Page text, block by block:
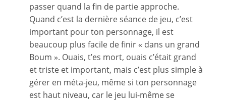
passer quand la fin de partie approche.
Quand c’est la dernière séance de jeu, c’est
important pour ton personnage, il est
beaucoup plus facile de finir « dans un grand
Boum ». Ouais, t’es mort, ouais c’était grand
et triste et important, mais c’est plus simple à
gérer en méta-jeu, même si ton personnage
est haut niveau, car le jeu lui-même se